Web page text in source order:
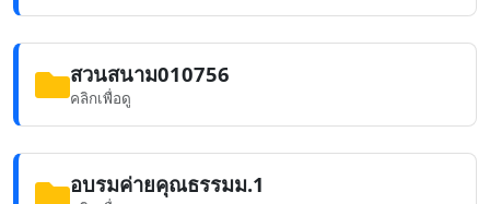
สวนสนาม010756
คลิกเพื่อดู
อบรมค่ายคุณธรรมม.1